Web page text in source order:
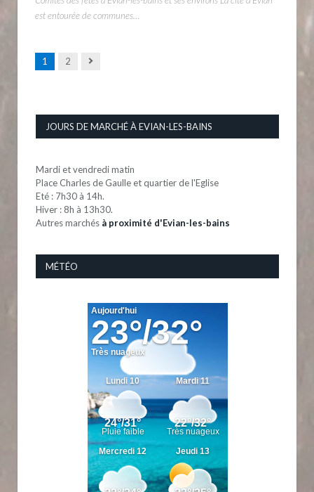
est entourée de communes…
1 2 Next
JOURS DE MARCHÉ À EVIAN-LES-BAINS
Mardi et vendredi matin
Place Charles de Gaulle et quartier de l'Eglise
Eté : 7h30 à 14h.
Hiver : 8h à 13h30.
Autres marchés à proximité d'Evian-les-bains
MÉTÉO